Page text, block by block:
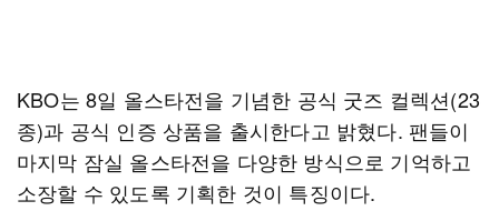
KBO는 8일 올스타전을 기념한 공식 굿즈 컬렉션(23
종)과 공식 인증 상품을 출시한다고 밝혔다. 팬들이
마지막 잠실 올스타전을 다양한 방식으로 기억하고
소장할 수 있도록 기획한 것이 특징이다.